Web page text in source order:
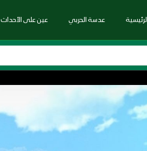
الرئيسية عدسة الحربي عين على الأحداث